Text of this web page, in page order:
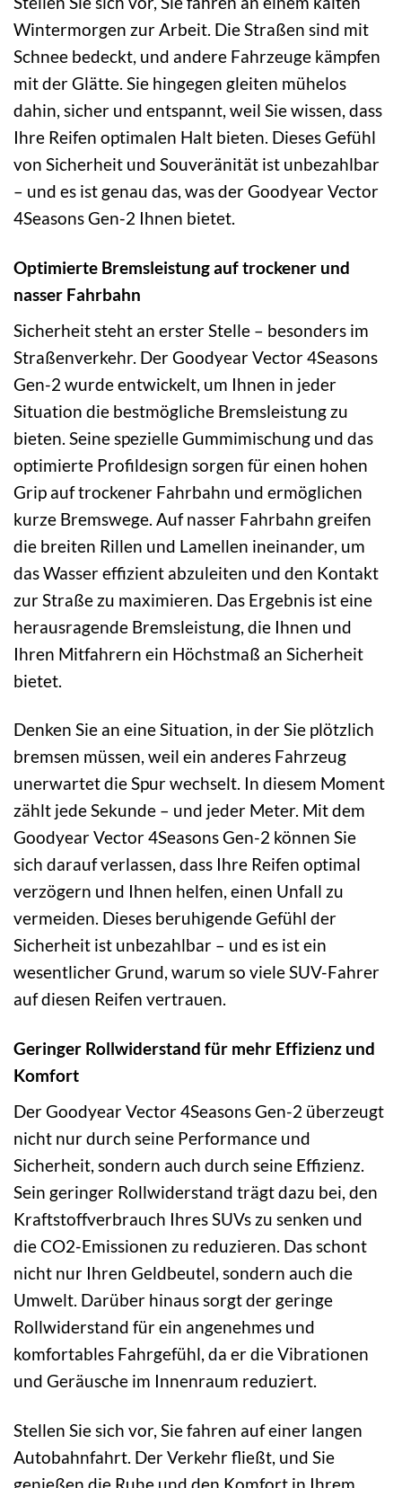
Wintermorgen zur Arbeit. Die Straßen sind mit
Schnee bedeckt, und andere Fahrzeuge kämpfen
mit der Glätte. Sie hingegen gleiten mühelos
dahin, sicher und entspannt, weil Sie wissen, dass
Ihre Reifen optimalen Halt bieten. Dieses Gefühl
von Sicherheit und Souveränität ist unbezahlbar
– und es ist genau das, was der Goodyear Vector
4Seasons Gen-2 Ihnen bietet.
Optimierte Bremsleistung auf trockener und
nasser Fahrbahn
Sicherheit steht an erster Stelle – besonders im
Straßenverkehr. Der Goodyear Vector 4Seasons
Gen-2 wurde entwickelt, um Ihnen in jeder
Situation die bestmögliche Bremsleistung zu
bieten. Seine spezielle Gummimischung und das
optimierte Profildesign sorgen für einen hohen
Grip auf trockener Fahrbahn und ermöglichen
kurze Bremswege. Auf nasser Fahrbahn greifen
die breiten Rillen und Lamellen ineinander, um
das Wasser effizient abzuleiten und den Kontakt
zur Straße zu maximieren. Das Ergebnis ist eine
herausragende Bremsleistung, die Ihnen und
Ihren Mitfahrern ein Höchstmaß an Sicherheit
bietet.
Denken Sie an eine Situation, in der Sie plötzlich
bremsen müssen, weil ein anderes Fahrzeug
unerwartet die Spur wechselt. In diesem Moment
zählt jede Sekunde – und jeder Meter. Mit dem
Goodyear Vector 4Seasons Gen-2 können Sie
sich darauf verlassen, dass Ihre Reifen optimal
verzögern und Ihnen helfen, einen Unfall zu
vermeiden. Dieses beruhigende Gefühl der
Sicherheit ist unbezahlbar – und es ist ein
wesentlicher Grund, warum so viele SUV-Fahrer
auf diesen Reifen vertrauen.
Geringer Rollwiderstand für mehr Effizienz und
Komfort
Der Goodyear Vector 4Seasons Gen-2 überzeugt
nicht nur durch seine Performance und
Sicherheit, sondern auch durch seine Effizienz.
Sein geringer Rollwiderstand trägt dazu bei, den
Kraftstoffverbrauch Ihres SUVs zu senken und
die CO2-Emissionen zu reduzieren. Das schont
nicht nur Ihren Geldbeutel, sondern auch die
Umwelt. Darüber hinaus sorgt der geringe
Rollwiderstand für ein angenehmes und
komfortables Fahrgefühl, da er die Vibrationen
und Geräusche im Innenraum reduziert.
Stellen Sie sich vor, Sie fahren auf einer langen
Autobahnfahrt. Der Verkehr fließt, und Sie